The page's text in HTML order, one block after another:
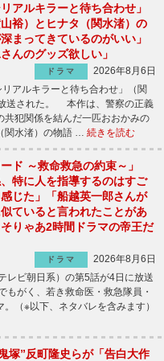
リアルキラーと待ち合わせ」
山裕）とヒナタ（関水渚）の
まってきているのがいい」
さんのグッズ欲しい」
ドラマ
2026年8月6日
アルキラーと待ち合わせ」（関
送された。 本作は、警察の正義
共犯関係を結んだ一匹おおかみの
関水渚）の物語 … 続きを読む
ード ～救命救急の約束～」
、特に人を指導するのはすご
じた」「船越英一郎さんが
似ていると言われたことがあ
りゃあ2時間ドラマの帝王だ
ドラマ
2026年8月6日
レビ朝日系）の第5話が4日に放送
がく、若き救命医・救急隊員・
（※以下、ネタバレを含みます）
塚”反町隆史らが「告白大作